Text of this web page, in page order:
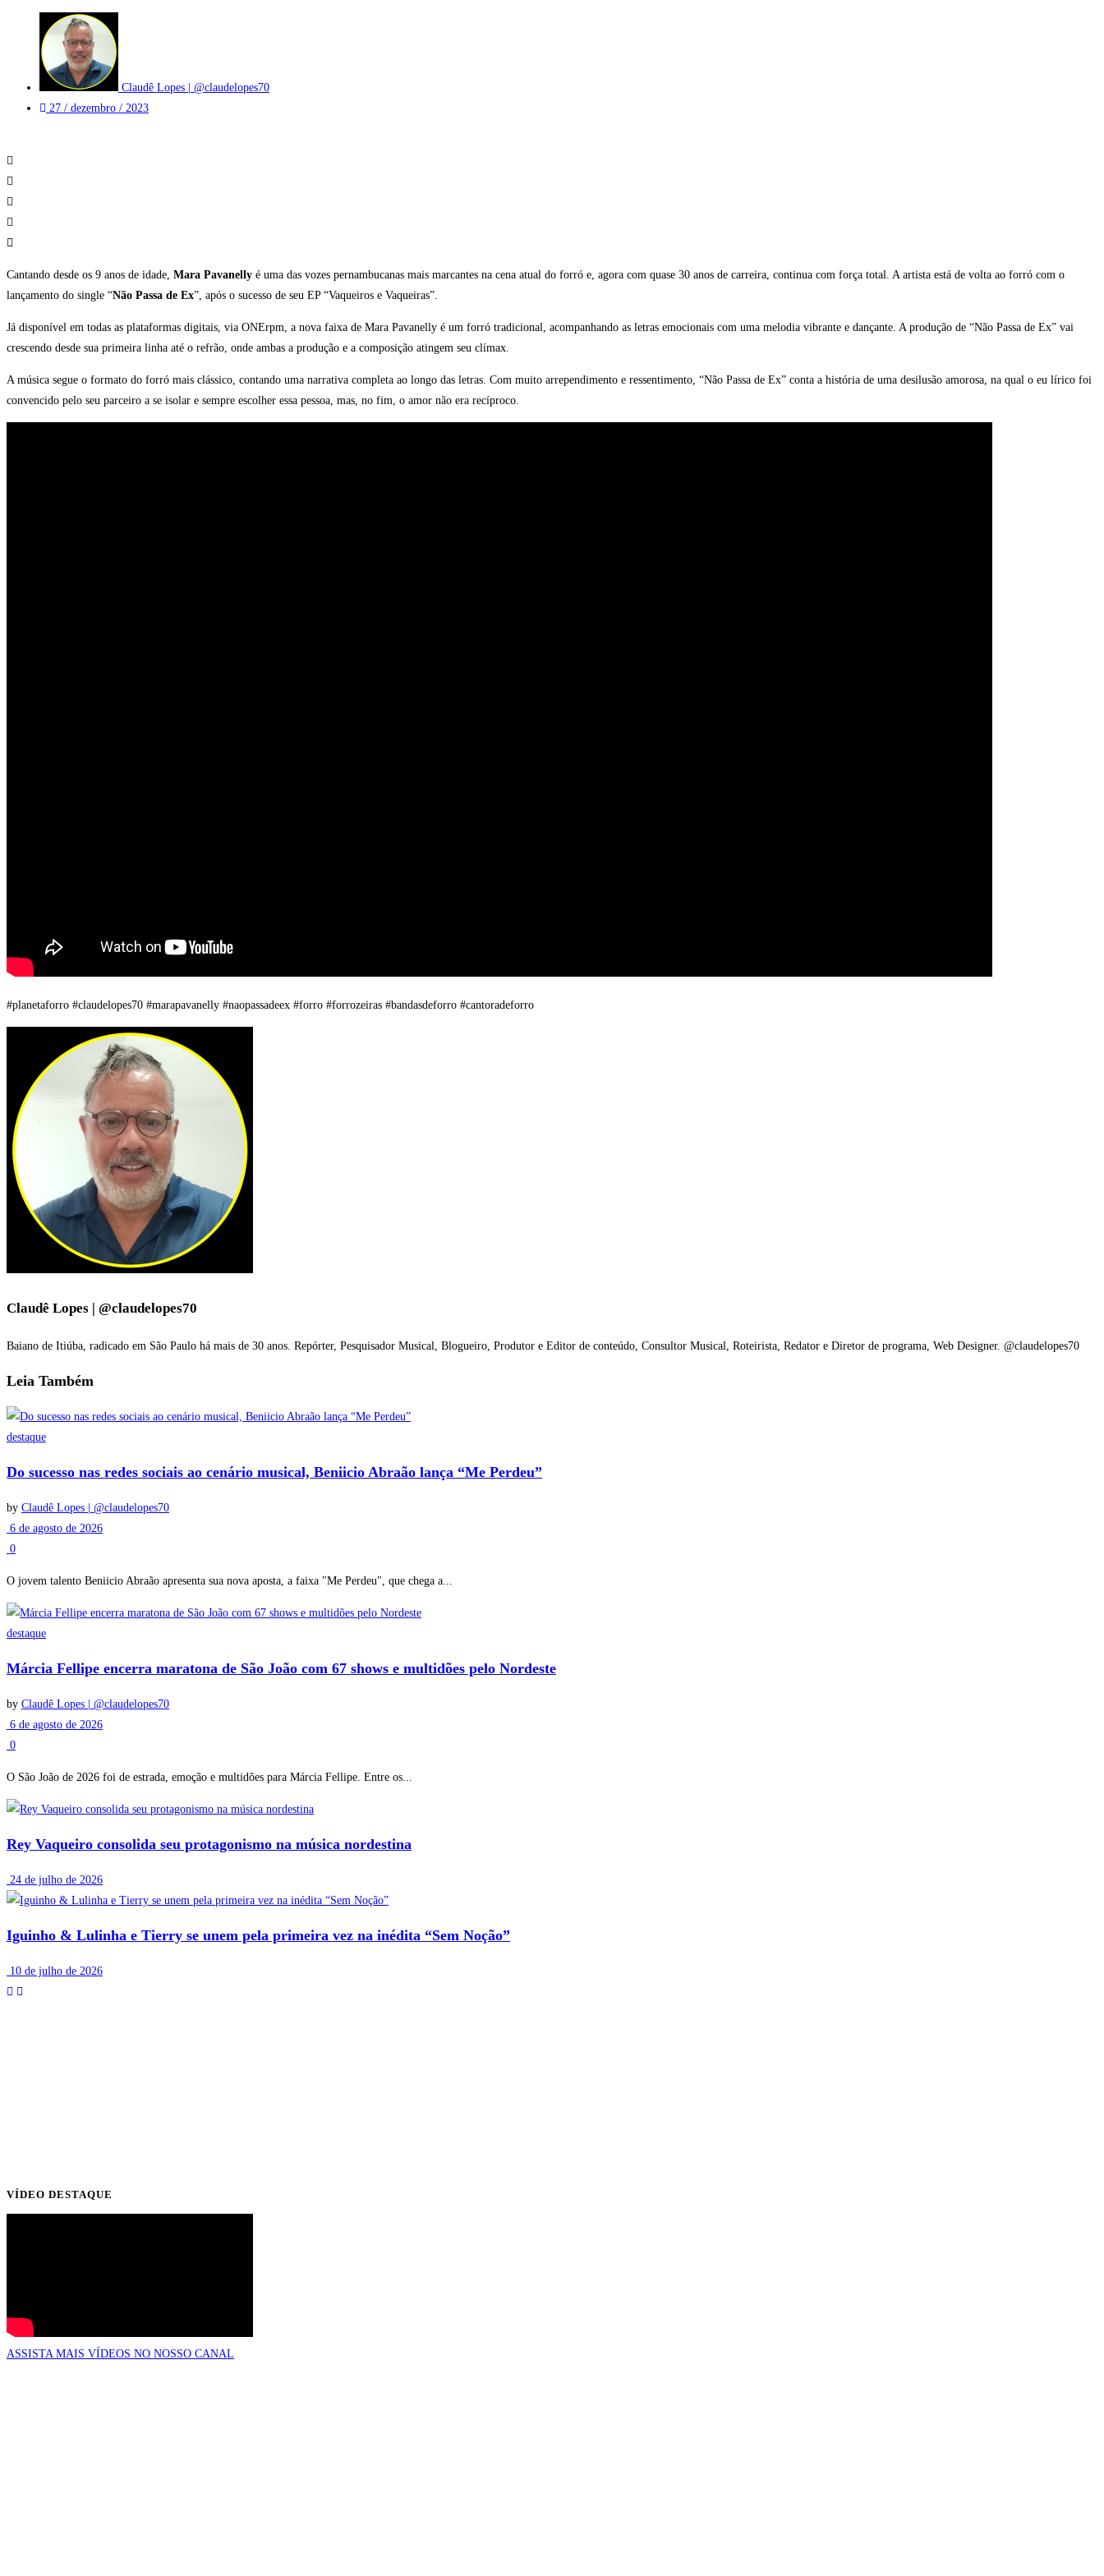
Claudê Lopes | @claudelopes70
27 / dezembro / 2023
Cantando desde os 9 anos de idade, Mara Pavanelly é uma das vozes pernambucanas mais marcantes na cena atual do forró e, agora com quase 30 anos de carreira, continua com força total. A artista está de volta ao forró com o
lançamento do single “Não Passa de Ex”, após o sucesso de seu EP “Vaqueiros e Vaqueiras”.
Já disponível em todas as plataformas digitais, via ONErpm, a nova faixa de Mara Pavanelly é um forró tradicional, acompanhando as letras emocionais com uma melodia vibrante e dançante. A produção de “Não Passa de Ex” vai
crescendo desde sua primeira linha até o refrão, onde ambas a produção e a composição atingem seu clímax.
A música segue o formato do forró mais clássico, contando uma narrativa completa ao longo das letras. Com muito arrependimento e ressentimento, “Não Passa de Ex” conta a história de uma desilusão amorosa, na qual o eu lírico foi
convencido pelo seu parceiro a se isolar e sempre escolher essa pessoa, mas, no fim, o amor não era recíproco.
#planetaforro #claudelopes70 #marapavanelly #naopassadeex #forro #forrozeiras #bandasdeforro #cantoradeforro
Claudê Lopes | @claudelopes70
Baiano de Itiúba, radicado em São Paulo há mais de 30 anos. Repórter, Pesquisador Musical, Blogueiro, Produtor e Editor de conteúdo, Consultor Musical, Roteirista, Redator e Diretor de programa, Web Designer. @claudelopes70
Leia Também
destaque
Do sucesso nas redes sociais ao cenário musical, Beniicio Abraão lança “Me Perdeu”
by Claudê Lopes | @claudelopes70
6 de agosto de 2026
0
O jovem talento Beniicio Abraão apresenta sua nova aposta, a faixa "Me Perdeu", que chega a...
destaque
Márcia Fellipe encerra maratona de São João com 67 shows e multidões pelo Nordeste
by Claudê Lopes | @claudelopes70
6 de agosto de 2026
0
O São João de 2026 foi de estrada, emoção e multidões para Márcia Fellipe. Entre os...
Rey Vaqueiro consolida seu protagonismo na música nordestina
24 de julho de 2026
Iguinho & Lulinha e Tierry se unem pela primeira vez na inédita “Sem Noção”
10 de julho de 2026
VÍDEO DESTAQUE
ASSISTA MAIS VÍDEOS NO NOSSO CANAL